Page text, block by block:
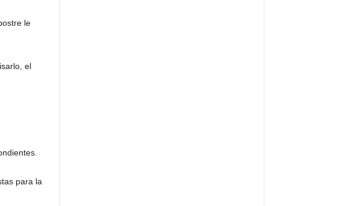
le
el
para la